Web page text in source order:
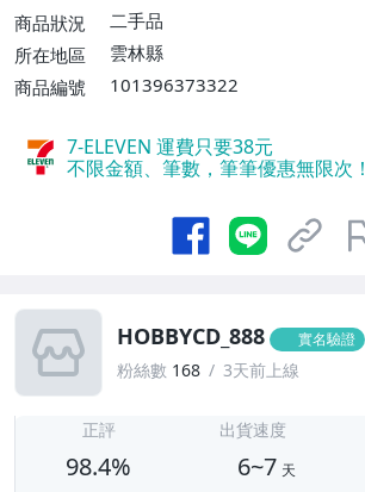
費】、郵局掛號【單件運費$80
消費滿$5000免運費】
商品狀況
二手品
所在地區
雲林縣
商品編號
101396373322
7-ELEVEN 運費只要38元
不限金額、筆數，筆筆優惠無限次！
HOBBYCD_888 實名驗證
粉絲數 168 3天前上線
正評
98.4%
出貨速度
6~7 天